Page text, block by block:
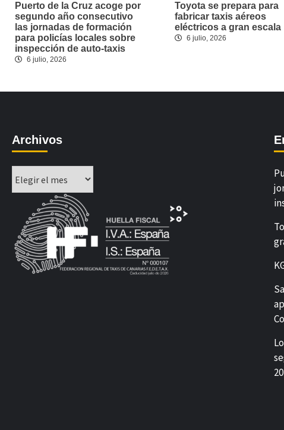
Puerto de la Cruz acoge por
segundo año consecutivo
las jornadas de formación
para policías locales sobre
inspección de auto-taxis
6 julio, 2026
Toyota se prepara para
fabricar taxis aéreos
eléctricos a gran escala
6 julio, 2026
Archivos